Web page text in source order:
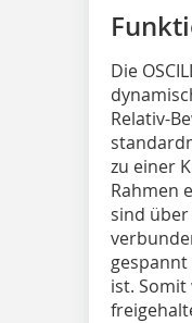
Die
Relativ-
zu einer
Rahmen
sind
ist.